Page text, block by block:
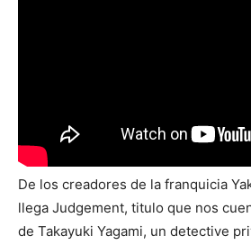
De los creadores de la franquicia
llega Judgement, titulo que nos
de Takayuki Yagami, un detective